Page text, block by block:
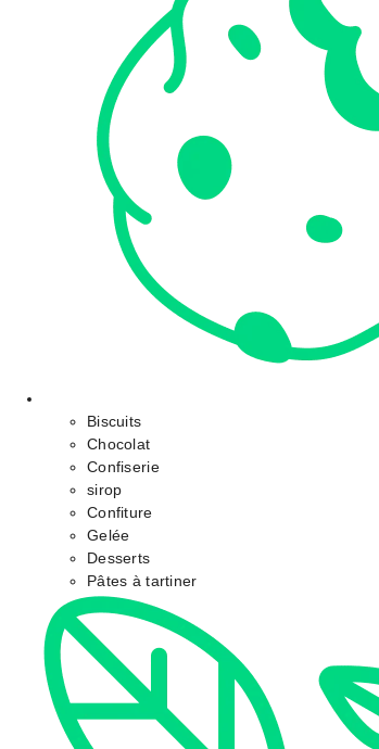
Biscuits
Chocolat
Confiserie
sirop
Confiture
Gelée
Desserts
Pâtes à tartiner